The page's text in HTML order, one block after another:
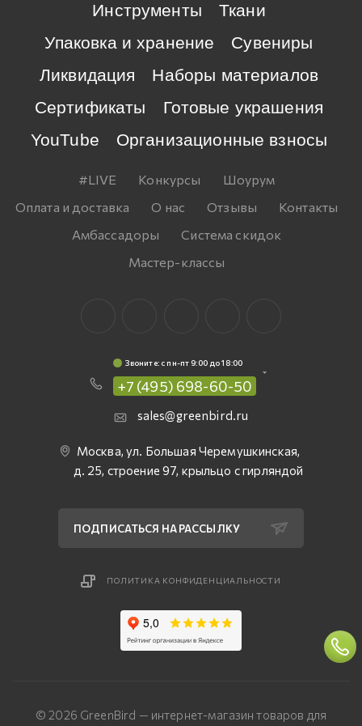
Инструменты
Ткани
Упаковка и хранение
Сувениры
Ликвидация
Наборы материалов
Сертификаты
Готовые украшения
YouTube
Организационные взносы
#LIVE Конкурсы
Шоурум
Оплата и доставка
О нас Отзывы
Контакты
Амбассадоры
Система скидок
Мастер-классы
Звоните: c пн-пт 9:00 до 18:00
+7 (495) 698-60-50
sales@greenbird.ru
Москва, ул. Большая Черемушкинская,
д. 25, строение 97, крыльцо с гирляндой
ПОДПИСАТЬСЯ НА РАССЫЛКУ
ПОЛИТИКА КОНФИДЕНЦИАЛЬНОСТИ
© 2026 GreenBird — интернет-магазин товаров для